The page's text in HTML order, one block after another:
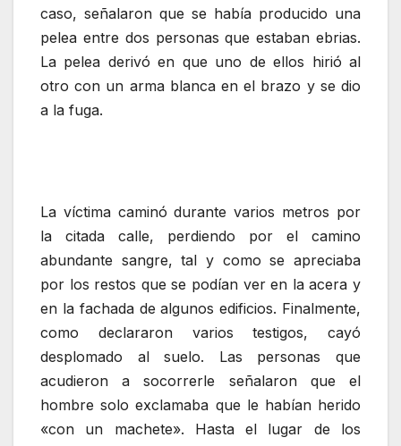
caso, señalaron que se había producido una
pelea entre dos personas que estaban ebrias.
La pelea derivó en que uno de ellos hirió al
otro con un arma blanca en el brazo y se dio
a la fuga.
La víctima caminó durante varios metros por
la citada calle, perdiendo por el camino
abundante sangre, tal y como se apreciaba
por los restos que se podían ver en la acera y
en la fachada de algunos edificios. Finalmente,
como declararon varios testigos, cayó
desplomado al suelo. Las personas que
acudieron a socorrerle señalaron que el
hombre solo exclamaba que le habían herido
«con un machete». Hasta el lugar de los